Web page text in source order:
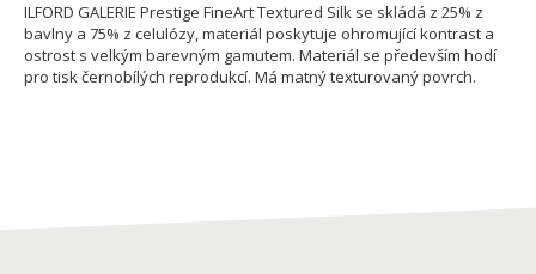
ILFORD GALERIE Prestige FineArt Textured Silk se skládá z 25% z
bavlny a 75% z celulózy, materiál poskytuje ohromující kontrast a
ostrost s velkým barevným gamutem. Materiál se především hodí
pro tisk černobílých reprodukcí. Má matný texturovaný povrch.